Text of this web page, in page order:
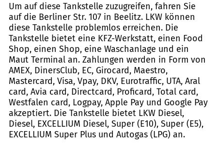
Um auf diese Tankstelle zuzugreifen, fahren Sie
auf die Berliner Str. 107 in Beelitz. LKW können
diese Tankstelle problemlos erreichen. Die
Tankstelle bietet eine KFZ-Werkstatt, einen Food
Shop, einen Shop, eine Waschanlage und ein
Maut Terminal an. Zahlungen werden in Form von
AMEX, DinersClub, EC, Girocard, Maestro,
Mastercard, Visa, Vpay, DKV, Eurotraffic, UTA, Aral
card, Avia card, Directcard, Proficard, Total card,
Westfalen card, Logpay, Apple Pay und Google Pay
akzeptiert. Die Tankstelle bietet LKW Diesel,
Diesel, EXCELLIUM Diesel, Super (E10), Super (E5),
EXCELLIUM Super Plus und Autogas (LPG) an.